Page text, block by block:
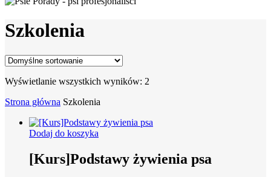
Szkolenia
Wyświetlanie wszystkich wyników: 2
Strona główna Szkolenia
Dodaj do koszyka
[Kurs]Podstawy żywienia psa